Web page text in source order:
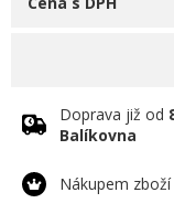
Doprava již od
Balíkovna
Nákupem